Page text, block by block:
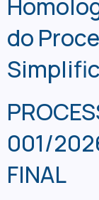
do
001/
FINAL